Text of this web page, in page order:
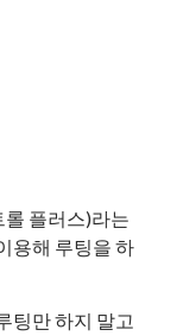
롤 플러스)라는
용해 루팅을 하
팅만 하지 말고